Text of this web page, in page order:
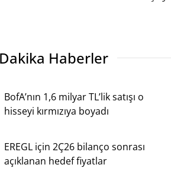
Haberler
BofA’nın 1,6 milyar TL’lik satışı o
hisseyi kırmızıya boyadı
EREGL için 2Ç26 bilanço sonrası
açıklanan hedef fiyatlar